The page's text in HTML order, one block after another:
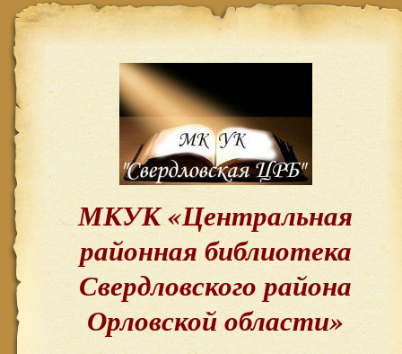
МКУК «Центральная
районная библиотека
Свердловского района
Орловской области»